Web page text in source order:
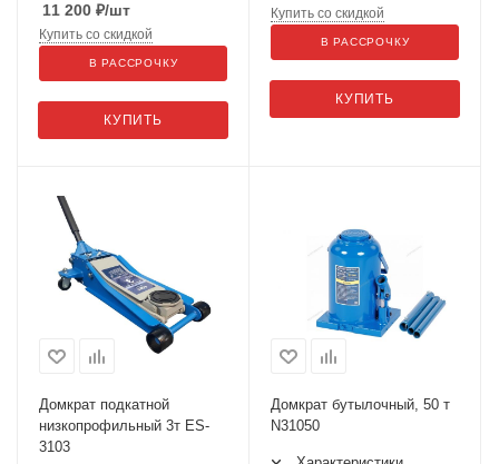
11 200 ₽/шт
КУПИТЬ
Купить со скидкой
В РАССРОЧКУ
КУПИТЬ
Купить со скидкой
В РАССРОЧКУ
Домкрат подкатной
низкопрофильный 3т ES-
3103
Домкрат бутылочный, 50 т
N31050